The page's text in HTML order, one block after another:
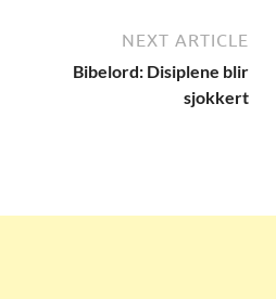
NEXT ARTICLE
Bibelord: Disiplene blir
sjokkert